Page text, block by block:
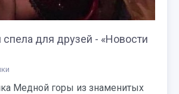
для друзей - «Новости
Медной горы из знаменитых